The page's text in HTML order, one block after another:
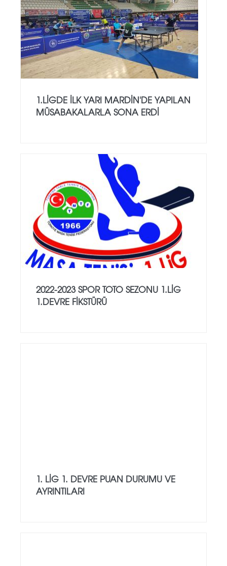
1.LİGDE İLK YARI MARDİN'DE YAPILAN
MÜSABAKALARLA SONA ERDİ
2022-2023 SPOR TOTO SEZONU 1.LİG
1.DEVRE FİKSTÜRÜ
1. LIG 1. DEVRE PUAN DURUMU VE
AYRINTILARI